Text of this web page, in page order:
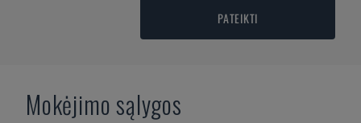
PATEIKTI
Mokėjimo sąlygos